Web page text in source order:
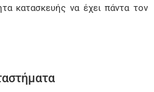
κατασκευής να έχει πάντα τον